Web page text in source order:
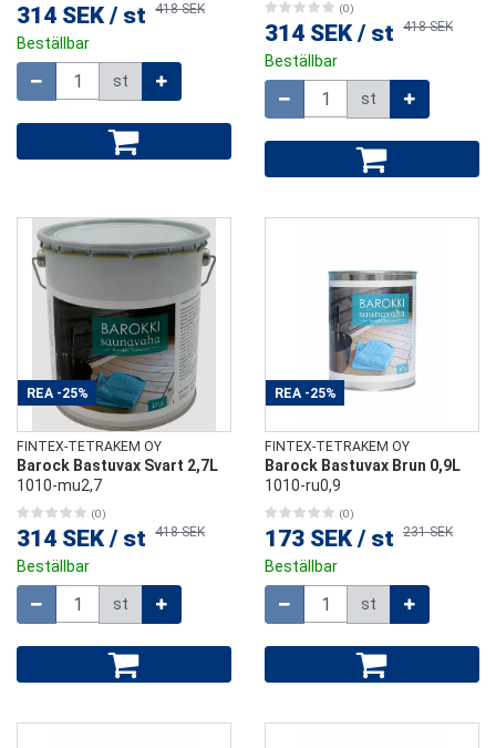
314 SEK / st 418 SEK
Beställbar
st
(0)
314 SEK / st 418 SEK
Beställbar
st
REA -25%
FINTEX-TETRAKEM OY
Barock Bastuvax Svart 2,7L
1010-mu2,7
(0)
314 SEK / st 418 SEK
Beställbar
st
REA -25%
FINTEX-TETRAKEM OY
Barock Bastuvax Brun 0,9L
1010-ru0,9
(0)
173 SEK / st 231 SEK
Beställbar
st